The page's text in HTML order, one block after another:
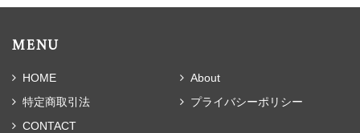
MENU
HOME
About
特定商取引法
プライバシーポリシー
CONTACT